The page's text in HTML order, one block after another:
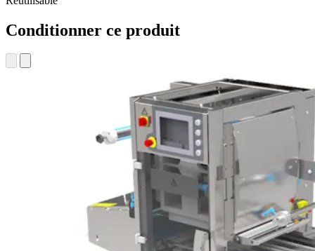
Conditionner ce produit